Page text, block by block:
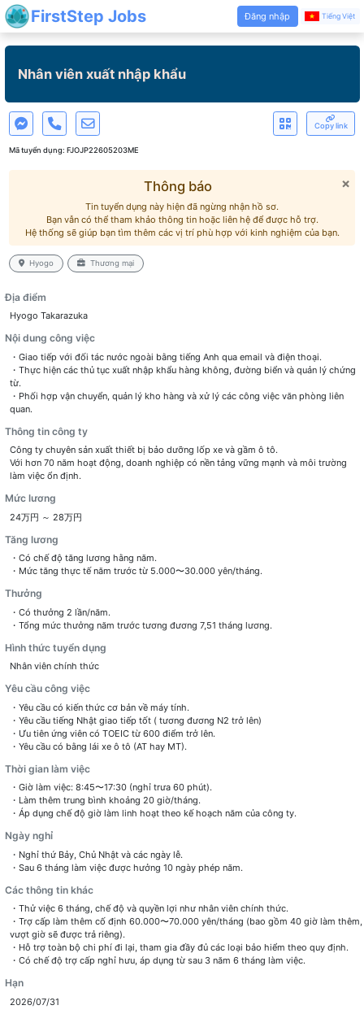
FirstStep Jobs Đăng nhập Tiếng Việt
Nhân viên xuất nhập khẩu
Copy link
Mã tuyển dụng: FJOJP22605203ME
×
Thông báo
Tin tuyển dụng này hiện đã ngừng nhận hồ sơ.
Bạn vẫn có thể tham khảo thông tin hoặc liên hệ để được hỗ trợ.
Hệ thống sẽ giúp bạn tìm thêm các vị trí phù hợp với kinh nghiệm của bạn.
Hyogo Thương mại
Địa điểm
Hyogo Takarazuka
Nội dung công việc
・Giao tiếp với đối tác nước ngoài bằng tiếng Anh qua email và điện thoại.
・Thực hiện các thủ tục xuất nhập khẩu hàng không, đường biển và quản lý chứng
từ.
・Phối hợp vận chuyển, quản lý kho hàng và xử lý các công việc văn phòng liên
quan.
Thông tin công ty
Công ty chuyên sản xuất thiết bị bảo dưỡng lốp xe và gầm ô tô.
Với hơn 70 năm hoạt động, doanh nghiệp có nền tảng vững mạnh và môi trường
làm việc ổn định.
Mức lương
24万円 ～ 28万円
Tăng lương
・Có chế độ tăng lương hằng năm.
・Mức tăng thực tế năm trước từ 5.000〜30.000 yên/tháng.
Thưởng
・Có thưởng 2 lần/năm.
・Tổng mức thưởng năm trước tương đương 7,51 tháng lương.
Hình thức tuyển dụng
Nhân viên chính thức
Yêu cầu công việc
・Yêu cầu có kiến thức cơ bản về máy tính.
・Yêu cầu tiếng Nhật giao tiếp tốt ( tương đương N2 trở lên)
・Ưu tiên ứng viên có TOEIC từ 600 điểm trở lên.
・Yêu cầu có bằng lái xe ô tô (AT hay MT).
Thời gian làm việc
・Giờ làm việc: 8:45〜17:30 (nghỉ trưa 60 phút).
・Làm thêm trung bình khoảng 20 giờ/tháng.
・Áp dụng chế độ giờ làm linh hoạt theo kế hoạch năm của công ty.
Ngày nghỉ
・Nghỉ thứ Bảy, Chủ Nhật và các ngày lễ.
・Sau 6 tháng làm việc được hưởng 10 ngày phép năm.
Các thông tin khác
・Thử việc 6 tháng, chế độ và quyền lợi như nhân viên chính thức.
・Trợ cấp làm thêm cố định 60.000〜70.000 yên/tháng (bao gồm 40 giờ làm thêm,
vượt giờ sẽ được trả riêng).
・Hỗ trợ toàn bộ chi phí đi lại, tham gia đầy đủ các loại bảo hiểm theo quy định.
・Có chế độ trợ cấp nghỉ hưu, áp dụng từ sau 3 năm 6 tháng làm việc.
Hạn
2026/07/31